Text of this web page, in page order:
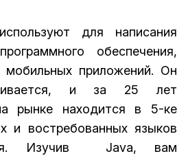
для написания
обеспечения,
мобильных приложений. Он
и за 25 лет
рынке находится в 5-ке
и востребованных языков
Изучив Java, вам